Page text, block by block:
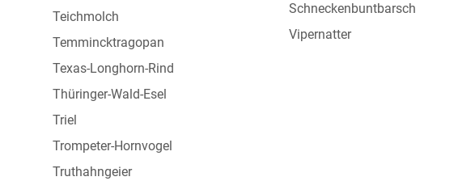
Teichmolch
Temmincktragopan
Texas-Longhorn-Rind
Thüringer-Wald-Esel
Triel
Trompeter-Hornvogel
Truthahngeier
Schneckenbuntbarsch
Vipernatter